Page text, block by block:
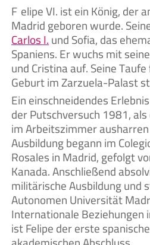
Felipe VI. ist ein König, der am 30. Januar 1968 in
Madrid geboren wurde.
Carlos I.und Sofia, das
Spaniens. Er wuchs mit
und Cristina auf. Seine
Geburt im Zarzuela-Palast
Ein einschneidendes
der Putschversuch 1981,
im Arbeitszimmer
Ausbildung begann im
Rosales in Madrid, gefolgt
Kanada. Anschließend
militärische Ausbildung und
Autonomen Universität
Internationale Beziehungen
ist Felipe der erste